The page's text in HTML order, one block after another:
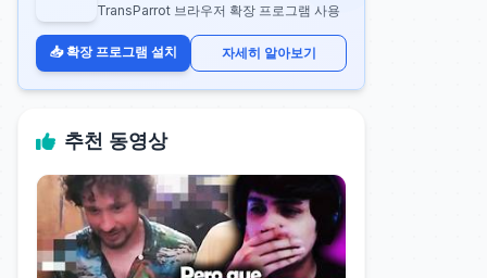
TransParrot 브라우저 확장 프로그램 사용
📥 확장 프로그램 설치 자세히 알아보기
추천 동영상